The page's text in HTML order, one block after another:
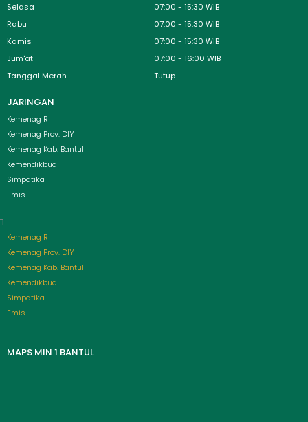
Selasa
07:00 - 15:30 WIB
Rabu
07:00 - 15:30 WIB
Kamis
07:00 - 15:30 WIB
Jum'at
07:00 - 16:00 WIB
Tanggal Merah
Tutup
JARINGAN
Kemenag RI
Kemenag Prov. DIY
Kemenag Kab. Bantul
Kemendikbud
Simpatika
Emis
Menu
Kemenag RI
Kemenag Prov. DIY
Kemenag Kab. Bantul
Kemendikbud
Simpatika
Emis
MAPS MIN 1 BANTUL